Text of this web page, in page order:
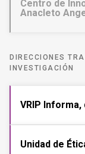
Centro de
Anacleto
DIRECCIONES
INVESTIGACIÓN
VRIP
Unidad de